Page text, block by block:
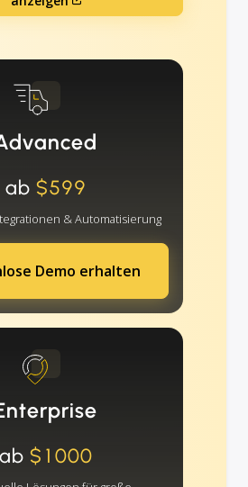
ab$599
& Automatisierung
Demo erhalten
ab$1000